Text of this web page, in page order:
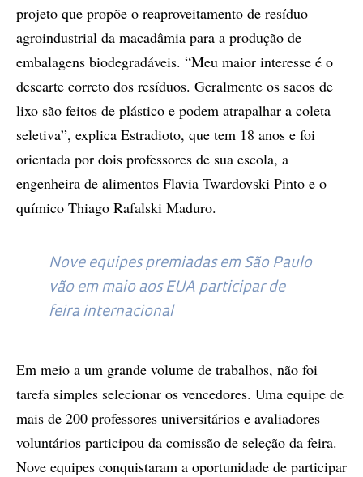
projeto que propõe o reaproveitamento de resíduo
agroindustrial da macadâmia para a produção de
embalagens biodegradáveis. “Meu maior interesse é o
descarte correto dos resíduos. Geralmente os sacos de
lixo são feitos de plástico e podem atrapalhar a coleta
seletiva”, explica Estradioto, que tem 18 anos e foi
orientada por dois professores de sua escola, a
engenheira de alimentos Flavia Twardovski Pinto e o
químico Thiago Rafalski Maduro.
Nove equipes premiadas em São Paulo
vão em maio aos EUA participar de
feira internacional
Em meio a um grande volume de trabalhos, não foi
tarefa simples selecionar os vencedores. Uma equipe de
mais de 200 professores universitários e avaliadores
voluntários participou da comissão de seleção da feira.
Nove equipes conquistaram a oportunidade de participar